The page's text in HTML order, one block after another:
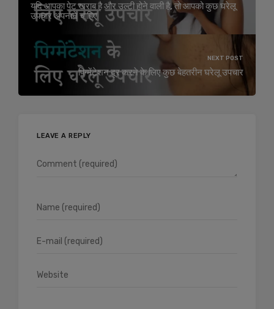
यदि आपका पेट खराब है और उल्टी होने वाली है, तो आपको कुछ घरेलू
उपचार अपनाने चाहिए
NEXT POST
पिग्मेंटेशन दूर करने के लिए कुछ बेहतरीन घरेलू उपचार
LEAVE A REPLY